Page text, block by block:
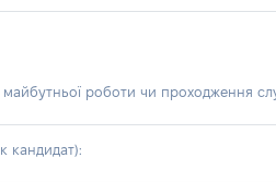
майбутньої роботи чи проходження
кандидат):